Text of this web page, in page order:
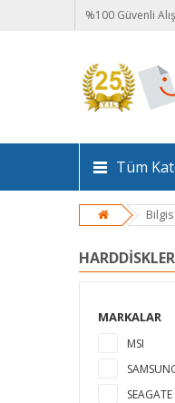
%100 Güvenli
Tüm
HARDDISKLER
MARKALAR
MSI
SEAGATE